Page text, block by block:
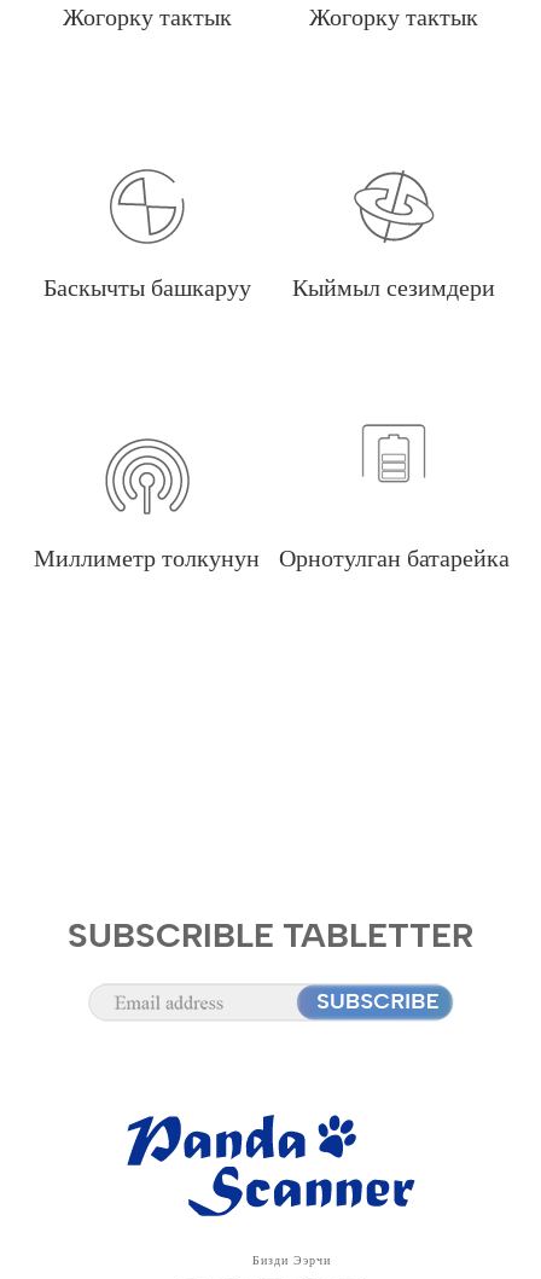
Жогорку тактык Жогорку тактык
Баскычты башкаруу Кыймыл сезимдери
Миллиметр толкунун Орнотулган батарейка
SUBSCRIBLE TABLETTER
Бизди Ээрчи